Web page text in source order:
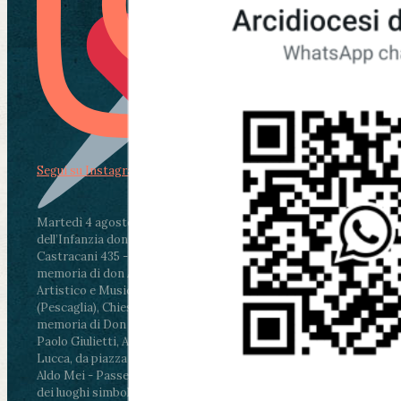
Martedì 4 agosto2026
ore 11:30 - Lucca, Scuola
dell’Infanzia don Aldo Mei - Viale Castruccio
Castracani 435 - Inaugurazione murales in
memoria di don Aldo Mei curato dal Liceo
Artistico e Musicale “Passaglia”
ore 18 - Fiano
(Pescaglia), Chiesa parrocchiale - Messa in
memoria di Don Aldo Mei celebrata da mons.
Paolo Giulietti, Arcivescovo di Lucca
ore 20.30 -
Lucca, da piazza San Michele al Cippo di don
Aldo Mei - Passeggiata della Memoria in alcuni
dei luoghi simbolo della città. Ritrovo alle ore
Segui su Instagram